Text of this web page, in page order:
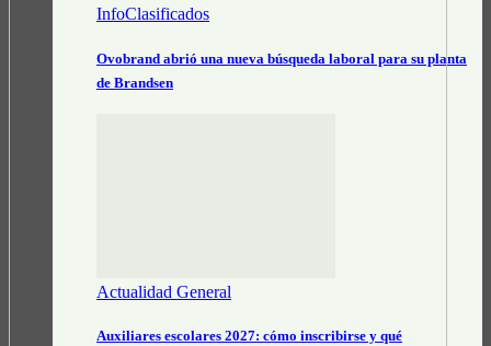
InfoClasificados
Ovobrand abrió una nueva búsqueda laboral para su planta
de Brandsen
Actualidad General
Auxiliares escolares 2027: cómo inscribirse y qué